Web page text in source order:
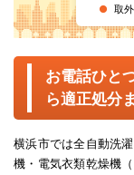
● 取
お電話ひと
ら適正処分
横浜市では全自動洗
機・電気衣類乾燥機